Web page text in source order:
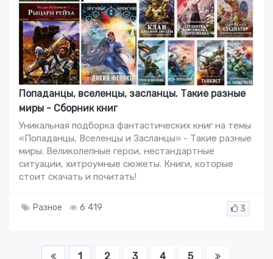
Попаданцы, вселенцы, засланцы. Такие разные
миры - Сборник книг
Уникальная подборка фантастических книг на темы
«Попаданцы, Вселенцы и Засланцы» - Такие разные
миры. Великолепные герои, нестандартные
ситуации, хитроумные сюжеты. Книги, которые
стоит скачать и почитать!
Разное 6 419 3
1 2 3 4 5